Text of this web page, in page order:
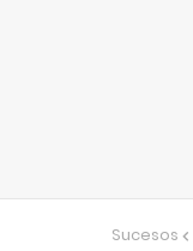
Sucesos